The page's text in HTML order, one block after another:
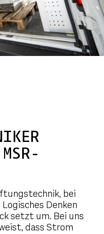
bei
Denken
setzt um. Bei uns
dass Strom